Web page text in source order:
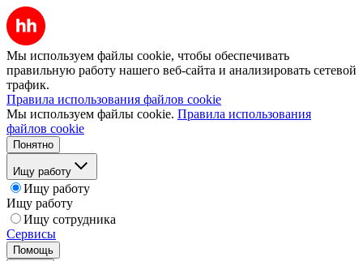
Мы используем файлы cookie, чтобы обеспечивать
правильную работу нашего веб-сайта и анализировать сетевой
трафик.
Правила использования файлов cookie
Мы используем файлы cookie. Правила использования
файлов cookie
Понятно
Ищу работу
Ищу работу
Ищу работу
Ищу сотрудника
Сервисы
Помощь